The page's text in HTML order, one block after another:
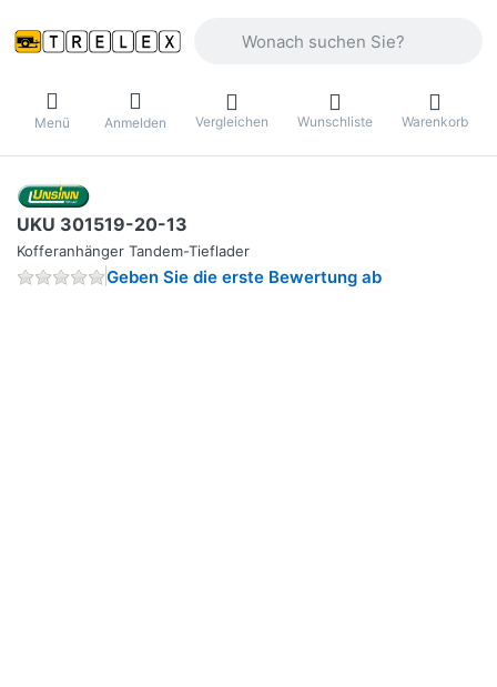
Menü Anmelden Vergleichen Wunschliste Warenkorb
UKU 301519-20-13
Kofferanhänger Tandem-Tieflader
Geben Sie die erste Bewertung ab